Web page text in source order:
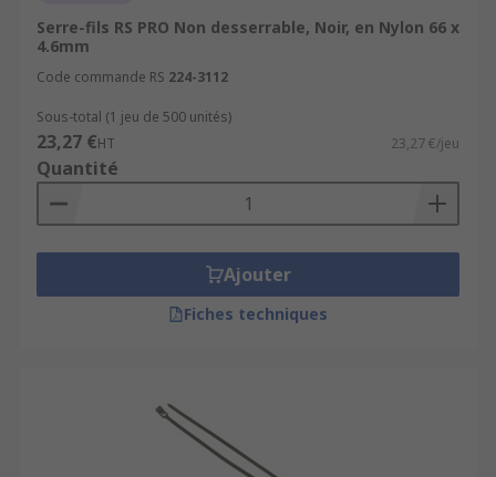
Serre-fils RS PRO Non desserrable, Noir, en Nylon 66 x
4.6mm
Code commande RS 224-3112
Sous-total (1 jeu de 500 unités)
23,27 €HT 23,27 €/jeu
Quantité
Ajouter
Fiches techniques